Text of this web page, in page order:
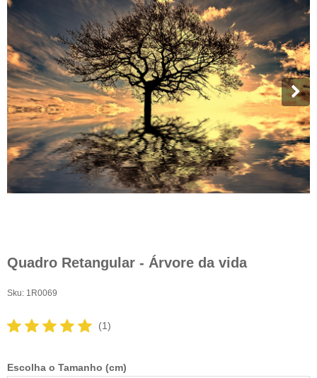
Quadro Retangular - Árvore da vida
Sku: 1R0069
(1)
Escolha o Tamanho (cm)